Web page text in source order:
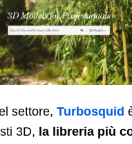
settore, Turbosquid
3D, la libreria più